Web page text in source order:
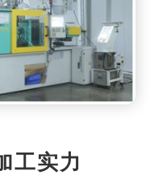
工实力